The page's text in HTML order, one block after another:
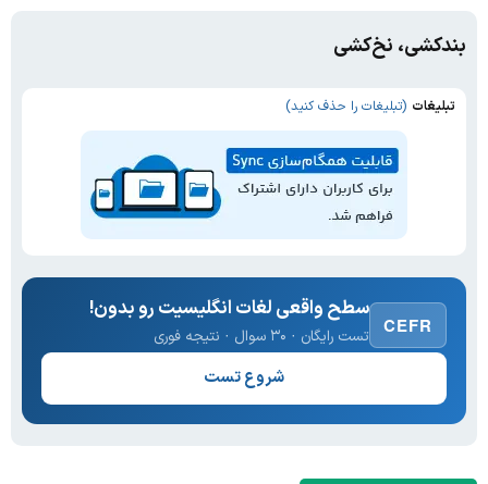
بندکشی، نخ‌کشی
تبلیغات (تبلیغات را حذف کنید)
CEFR
سطح واقعی لغات انگلیسیت رو بدون!
تست رایگان · ۳۰ سوال · نتیجه فوری
شروع تست